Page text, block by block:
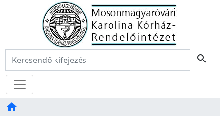
Főoldal
Keresés: search
Menü
home